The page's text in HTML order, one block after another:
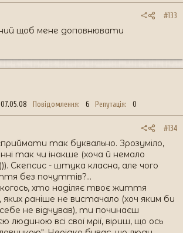
#133
щоб мене доповнювати
07.05.08 Повідомлення 6 Репутація 0
#134
так буквально. Зрозуміло,
так чи інакше (хоча й немало
Скепсис - штука класна, але чого
без почуттів?...
хто наділяє твоє життя
раніше не вистачало (хоч яким би
не відчував), ти починаєш
людиною всі свої мрії, віриш, що ось